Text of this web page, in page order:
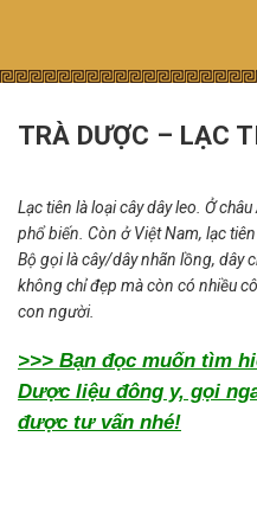
content
TRÀ DƯỢC – LẠC
Lạc tiên là loại cây dây leo. Ở
phổ biến. Còn ở Việt Nam, lạc
Bộ gọi là cây/dây nhãn lồng, dây
không chỉ đẹp mà còn có nhiều
con người.
>>> Bạn đọc muốn tìm
Dược liệu đông y, gọi
được tư vấn nhé!